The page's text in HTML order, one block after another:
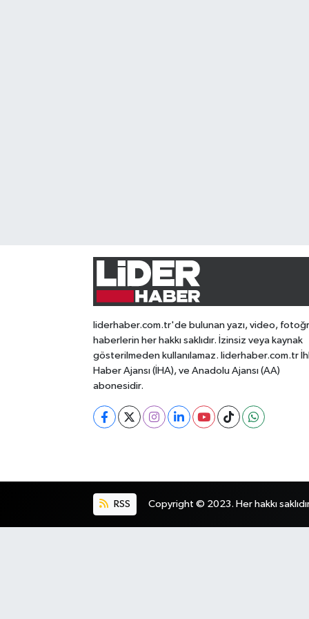
liderhaber.com.tr'de bulunan yazı, video,
haberlerin her hakkı saklıdır. İzinsiz veya kaynak
gösterilmeden kullanılamaz. liderhaber.com.tr
Haber Ajansı (İHA), ve Anadolu Ajansı (AA)
abonesidir.
RSS Copyright © 2023. Her hakkı